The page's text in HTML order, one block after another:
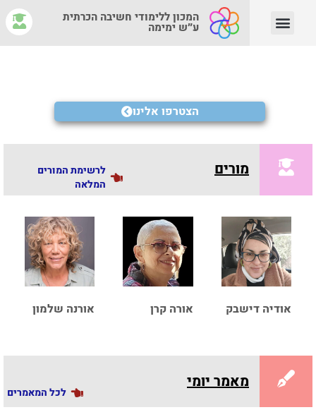
המכון ללימודי חשיבה הכרתית
ע״ש ימימה
הצטרפו אלינו
מורים
לרשימת המורים
המלאה
אודיה דישבק אורה קרן אורנה שלמון
מאמר יומי
לכל המאמרים